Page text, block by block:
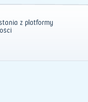
z platformy